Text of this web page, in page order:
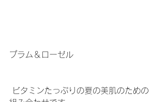
プラム＆ローゼル